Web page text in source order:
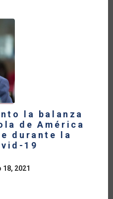
la balanza
de América
durante la
19
2021